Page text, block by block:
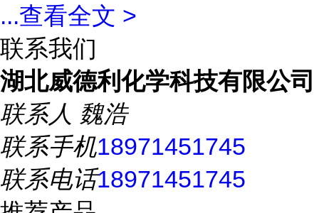
...查看全文 >
联系我们
湖北威德利化学科技有限公司
联系人 魏浩
联系手机18971451745
联系电话18971451745